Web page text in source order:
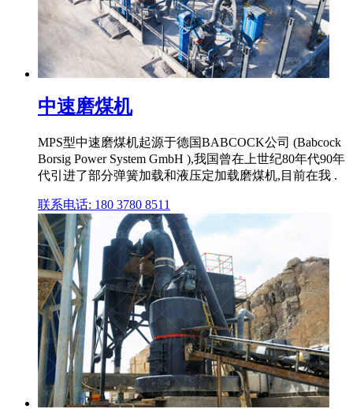
中速磨煤机
MPS型中速磨煤机起源于德国BABCOCK公司 (Babcock
Borsig Power System GmbH ),我国曾在上世纪80年代90年
代引进了部分弹簧加载和液压定加载磨煤机,目前在我 .
联系电话: 180 3780 8511